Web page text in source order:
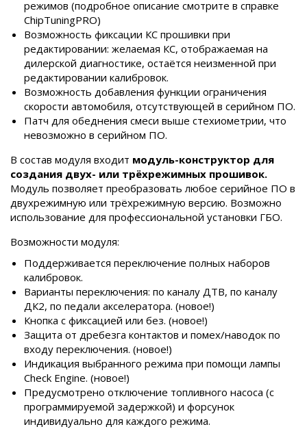
режимов (подробное описание смотрите в справке
ChipTuningPRO)
Возможность фиксации КС прошивки при
редактировании: желаемая КС, отображаемая на
дилерской диагностике, остаётся неизменной при
редактировании калибровок.
Возможность добавления функции ограничения
скорости автомобиля, отсутствующей в серийном ПО.
Патч для обеднения смеси выше стехиометрии, что
невозможно в серийном ПО.
В состав модуля входит модуль-конструктор для
создания двух- или трёхрежимных прошивок.
Модуль позволяет преобразовать любое серийное ПО в
двухрежимную или трёхрежимную версию. Возможно
использование для профессиональной установки ГБО.
Возможности модуля:
Поддерживается переключение полных наборов
калибровок.
Варианты переключения: по каналу ДТВ, по каналу
ДК2, по педали акселератора. (новое!)
Кнопка с фиксацией или без. (новое!)
Защита от дребезга контактов и помех/наводок по
входу переключения. (новое!)
Индикация выбранного режима при помощи лампы
Check Engine. (новое!)
Предусмотрено отключение топливного насоса (с
программируемой задержкой) и форсунок
индивидуально для каждого режима.